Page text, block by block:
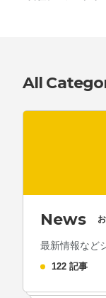
All
News
最新情報など
122 記事